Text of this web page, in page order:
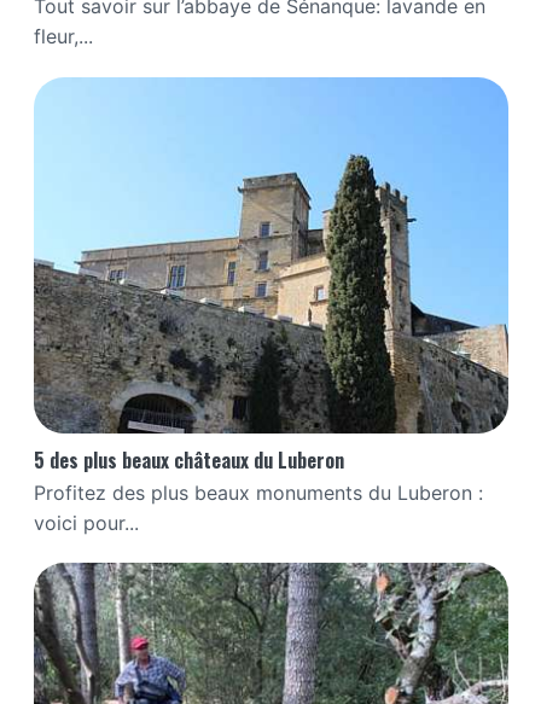
Tout savoir sur l’abbaye de Sénanque: lavande en
fleur,...
5 des plus beaux châteaux du Luberon
Profitez des plus beaux monuments du Luberon :
voici pour...